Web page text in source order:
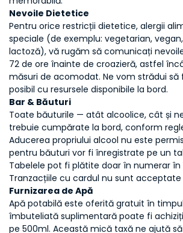
Nevoile Dietetice
Pentru orice restricții dietetice, alergii
speciale (de exemplu: vegetarian,
lactoză), vă rugăm să comunicați
72 de ore înainte de croazieră, astfel
măsuri de acomodat. Ne vom strădui
posibil cu resursele disponibile la bord.
Bar & Băuturi
Toate băuturile — atât alcoolice, cât și
trebuie cumpărate la bord, conform
Aducerea propriului alcool nu este
pentru băuturi vor fi înregistrate pe un
Tabelele pot fi plătite doar în numerar în
Tranzacțiile cu cardul nu sunt acceptate
Furnizarea de Apă
Apă potabilă este oferită gratuit în
îmbuteliată suplimentară poate fi
pe 500ml. Această mică taxă ne ajută